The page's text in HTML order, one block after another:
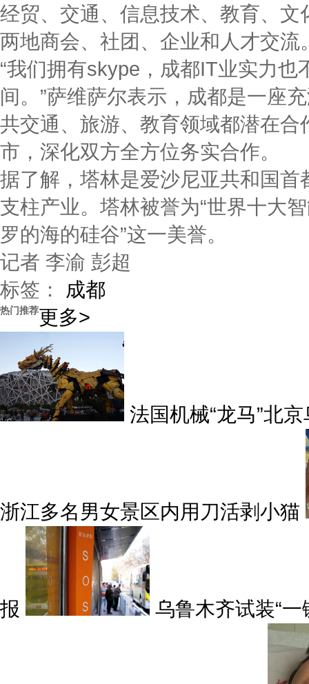
经贸、交通、信息技术、教育、
两地商会、社团、企业和人才交流
“我们拥有skype，成都IT业实力
间。”萨维萨尔表示，成都是一座
共交通、旅游、教育领域都潜在
市，深化双方全方位务实合作。
据了解，塔林是爱沙尼亚共和国
支柱产业。塔林被誉为“世界十大
罗的海的硅谷”这一美誉。
记者 李渝 彭超
标签： 成都
热门推荐更多>
法国机械“龙马”北
浙江多名男女景区内用刀活剥小猫
报 乌鲁木齐试装“